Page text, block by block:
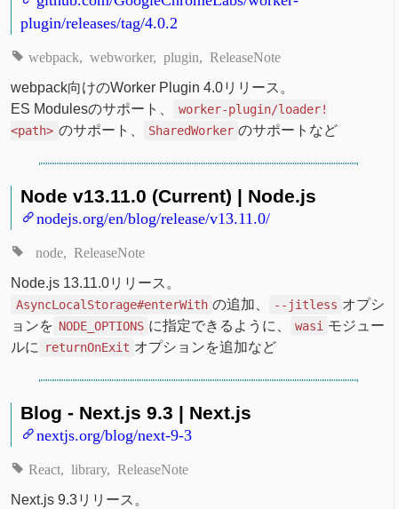
plugin/releases/tag/4.0.2
webpack webworker plugin ReleaseNote
webpack向けのWorker Plugin 4.0リリース。
ES Modulesのサポート、
worker-plugin/loader!
<path> のサポート、 SharedWorker のサポートなど
Node v13.11.0 (Current) | Node.js
nodejs.org/en/blog/release/v13.11.0/
node ReleaseNote
Node.js 13.11.0リリース。
AsyncLocalStorage#enterWith の追加、 --jitless オプシ
ョンを NODE_OPTIONS に指定できるように、 wasi モジュー
ルに
returnOnExit オプションを追加など
Blog - Next.js 9.3 | Next.js
nextjs.org/blog/next-9-3
React library ReleaseNote
Next.js 9.3リリース。